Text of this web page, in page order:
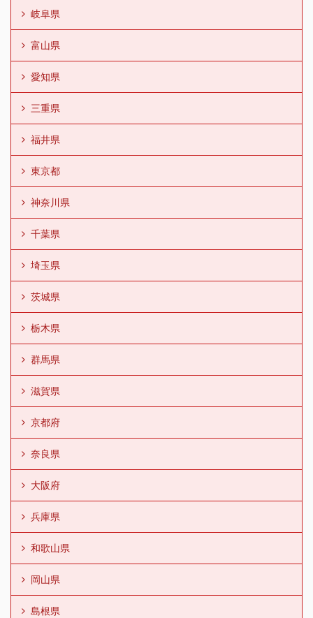
岐阜県
富山県
愛知県
三重県
福井県
東京都
神奈川県
千葉県
埼玉県
茨城県
栃木県
群馬県
滋賀県
京都府
奈良県
大阪府
兵庫県
和歌山県
岡山県
島根県